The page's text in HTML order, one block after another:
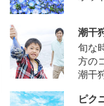
潮干
旬な
方の
潮干
ピク